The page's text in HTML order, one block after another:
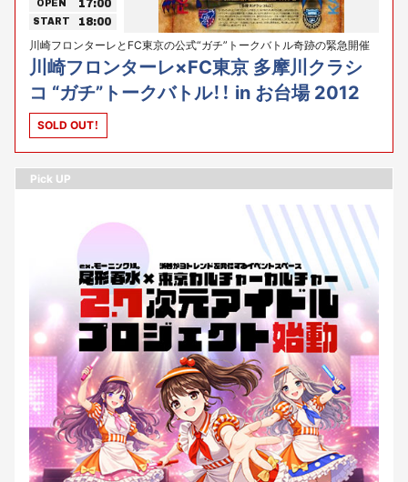
OPEN 17:00
START 18:00
川崎フロンターレとFC東京の公式“ガチ”トークバトル奇跡の緊急開催
決定！！！！
川崎フロンターレ×FC東京 多摩川クラシ
コ “ガチ”トークバトル！！ in お台場 2012
SOLD OUT！
Pick UP